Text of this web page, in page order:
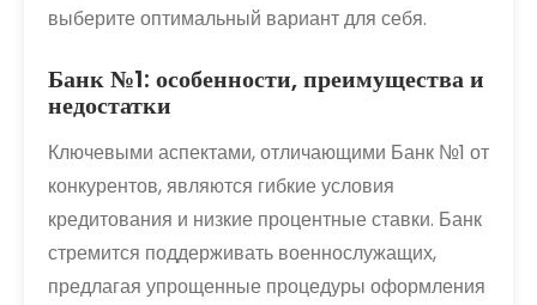
выберите оптимальный вариант для себя.
Банк №1: особенности, преимущества и
недостатки
Ключевыми аспектами, отличающими Банк №1 от
конкурентов, являются гибкие условия
кредитования и низкие процентные ставки. Банк
стремится поддерживать военнослужащих,
предлагая упрощенные процедуры оформления